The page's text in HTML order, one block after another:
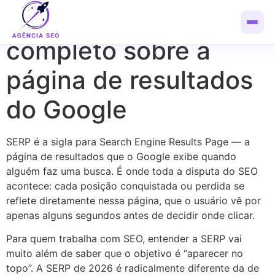
O que é SERP: guia
completo sobre a
página de resultados
do Google
SERP é a sigla para Search Engine Results Page — a
página de resultados que o Google exibe quando
alguém faz uma busca. É onde toda a disputa do SEO
acontece: cada posição conquistada ou perdida se
reflete diretamente nessa página, que o usuário vê por
apenas alguns segundos antes de decidir onde clicar.
Para quem trabalha com SEO, entender a SERP vai
muito além de saber que o objetivo é “aparecer no
topo”. A SERP de 2026 é radicalmente diferente da de